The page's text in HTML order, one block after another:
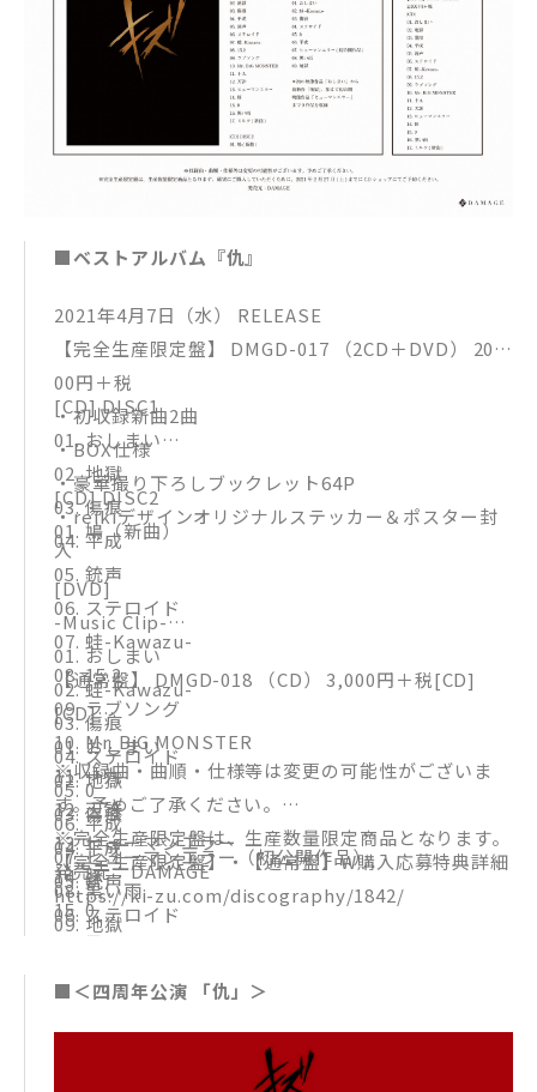
■ベストアルバム『仇』
2021年4月7日（水） RELEASE
【完全生産限定盤】 DMGD-017 （2CD＋DVD） 20,0
00円＋税
・初収録新曲2曲
・BOX仕様
・豪華撮り下ろしブックレット64P
・reikiデザインオリジナルステッカー＆ポスター封
入
[CD] DISC1
01. おしまい
02. 地獄
03. 傷痕
04. 平成
05. 銃声
06. ステロイド
07. 蛙-Kawazu-
08. 15.2
09. ラブソング
10. Mr. BiG MONSTER
11. 十九
12. 天誅
13. ヒューマンエラー
14. 豚
15. 0
17. ミルク（新曲）
[CD] DISC2
01. 鳩（新曲）
[DVD]
-Music Clip-
01. おしまい
02. 蛙-Kawazu-
03. 傷痕
04. ステロイド
05. 0
06. 平成
07. ヒューマンエラー（初公開作品）
08. 黒い雨
09. 地獄
て初公開映像作品「ヒューマンエラー」まで9作品を
【通常盤】 DMGD-018 （CD） 3,000円＋税[CD]
[CD]
01. おしまい
02. 地獄
03. 傷痕
04. 平成
05. 銃声
06. ステロイド
08. 15.2
※収録曲・曲順・仕様等は変更の可能性がございま
す。予めご了承ください。
※完全生産限定盤は、生産数量限定商品となります。
発売元：DAMAGE
【完全生産限定盤】・【通常盤】W購入応募特典詳細
https://ki-zu.com/discography/1842/
■＜四周年公演 「仇」＞